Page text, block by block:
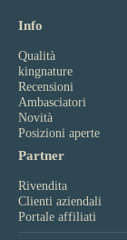
Info
Qualità
kingnature
Recensioni
Ambasciatori
Novità
Posizioni aperte
Partner
Rivendita
Clienti aziendali
Portale affiliati